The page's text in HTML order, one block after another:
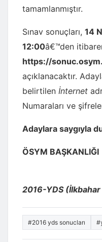
tamamlanmıştır.
Sınav sonuçları, 14
12:00â€™den
https://
açıklanacaktır.
belirtilen İnternet
Numaraları ve
Adaylara saygıyla
ÖSYM BAŞKANLIĞI
2016-YDS (İlkbahar
#2016 yds sonucları